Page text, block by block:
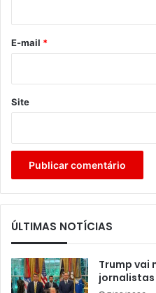
*
E-mail *
Site
ÚLTIMAS NOTÍCIAS
Trump vai